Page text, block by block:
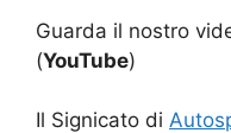
Guarda il nostro
(YouTube)
Il Signicato di